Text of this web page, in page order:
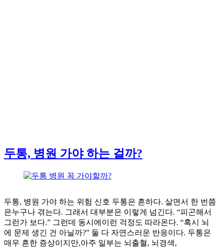
두통, 병원 가야 하는 걸까?
두통, 병원 가야 하는 위험 신호 두통은 흔하다. 살면서 한 번쯤
은누구나 겪는다. 그래서 대부분은 이렇게 넘긴다. “피곤해서
그런가 보다.” 그런데 동시에이런 걱정도 따라온다. “혹시 뇌
에 문제 생긴 건 아닐까?” 둘 다 자연스러운 반응이다. 두통은
매우 흔한 증상이지만,아주 일부는 뇌출혈, 뇌경색,